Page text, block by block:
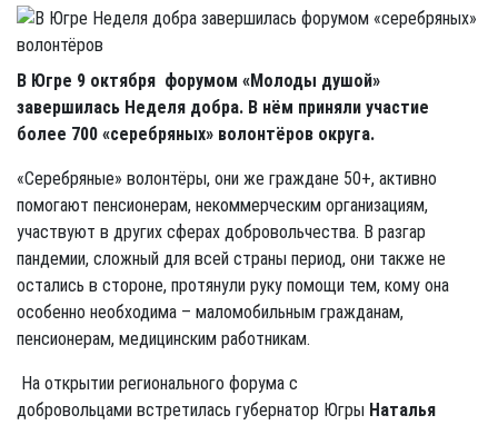
В Югре 9 октября форумом «Молоды душой»
завершилась Неделя добра. В нём приняли участие
более 700 «серебряных» волонтёров округа.
«Серебряные» волонтёры, они же граждане 50+, активно
помогают пенсионерам, некоммерческим организациям,
участвуют в других сферах добровольчества. В разгар
пандемии, сложный для всей страны период, они также не
остались в стороне, протянули руку помощи тем, кому она
особенно необходима – маломобильным гражданам,
пенсионерам, медицинским работникам.
На открытии регионального форума с
добровольцами встретилась губернатор Югры Наталья